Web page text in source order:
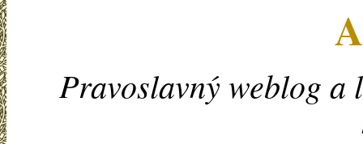
Pravoslavný weblog a